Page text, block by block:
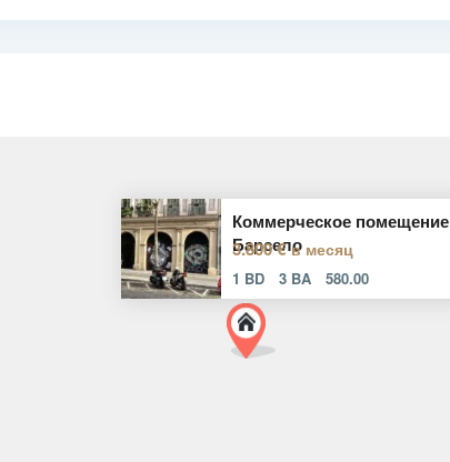
Коммерческое помещение
Барсело
3.800 € в месяц
1 BD 3 BA 580.00